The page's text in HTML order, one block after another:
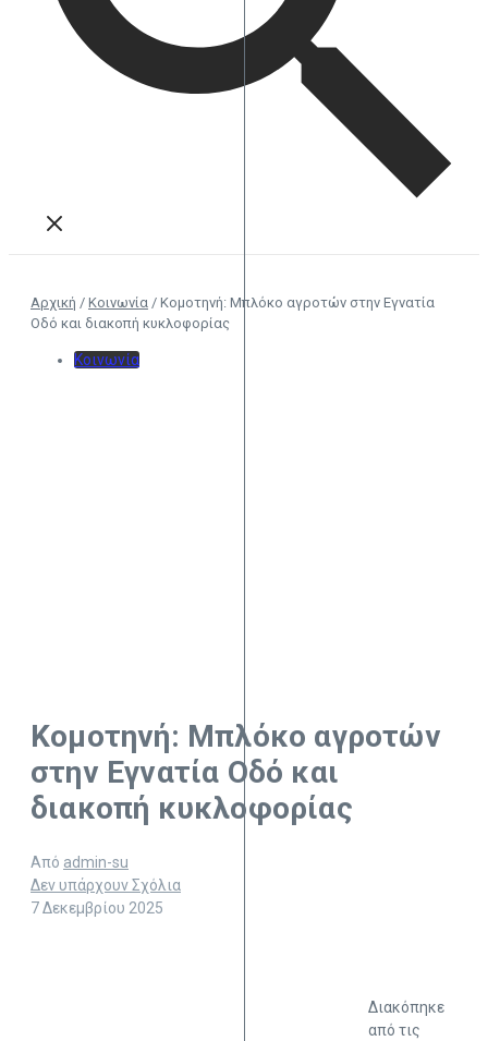
Αρχική / Κοινωνία / Κομοτηνή: Μπλόκο αγροτών στην Εγνατία
Οδό και διακοπή κυκλοφορίας
Κοινωνία
Κομοτηνή: Μπλόκο αγροτών
στην Εγνατία Οδό και
διακοπή κυκλοφορίας
Από admin-su
Δεν υπάρχουν Σχόλια
7 Δεκεμβρίου 2025
Διακόπηκε
από τις